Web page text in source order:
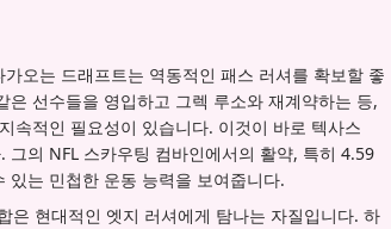
오는 드래프트는 역동적인 패스 러셔를 확보할 좋
선수들을 영입하고 그렉 루소와 재계약하는 등,
속적인 필요성이 있습니다. 이것이 바로 텍사스
의 NFL 스카우팅 컴바인에서의 활약, 특히 4.59
는 민첩한 운동 능력을 보여줍니다.
은 현대적인 엣지 러셔에게 탐나는 자질입니다. 하